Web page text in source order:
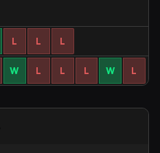
L L L
W L L L W L